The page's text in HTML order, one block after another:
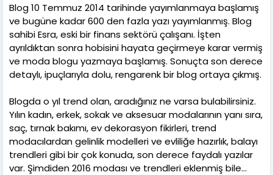
Blog 10 Temmuz 2014 tarihinde yayımlanmaya başlamış
ve bugüne kadar 600 den fazla yazı yayımlanmış. Blog
sahibi Esra, eski bir finans sektörü çalışanı. İşten
ayrıldıktan sonra hobisini hayata geçirmeye karar vermiş
ve moda blogu yazmaya başlamış. Sonuçta son derece
detaylı, ipuçlarıyla dolu, rengarenk bir blog ortaya çıkmış.
Blogda o yıl trend olan, aradığınız ne varsa bulabilirsiniz.
Yılın kadın, erkek, sokak ve aksesuar modalarının yanı sıra,
saç, tırnak bakımı, ev dekorasyon fikirleri, trend
modacılardan gelinlik modelleri ve evliliğe hazırlık, balayı
trendleri gibi bir çok konuda, son derece faydalı yazılar
var. Şimdiden 2016 modası ve trendleri eklenmiş bile…